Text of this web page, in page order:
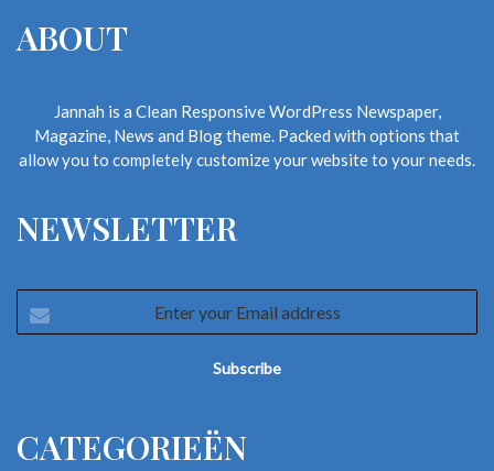
ABOUT
Jannah is a Clean Responsive WordPress Newspaper,
Magazine, News and Blog theme. Packed with options that
allow you to completely customize your website to your needs.
NEWSLETTER
your
CATEGORIEËN